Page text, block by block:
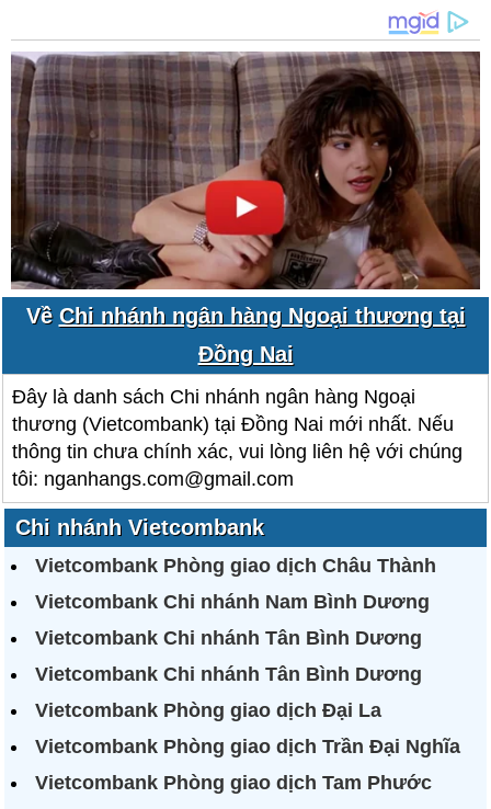
Về Chi nhánh ngân hàng Ngoại thương tại
Đồng Nai
Đây là danh sách Chi nhánh ngân hàng Ngoại
thương (Vietcombank) tại Đồng Nai mới nhất. Nếu
thông tin chưa chính xác, vui lòng liên hệ với chúng
tôi: nganhangs.com@gmail.com
Chi nhánh Vietcombank
Vietcombank Phòng giao dịch Châu Thành
Vietcombank Chi nhánh Nam Bình Dương
Vietcombank Chi nhánh Tân Bình Dương
Vietcombank Chi nhánh Tân Bình Dương
Vietcombank Phòng giao dịch Đại La
Vietcombank Phòng giao dịch Trần Đại Nghĩa
Vietcombank Phòng giao dịch Tam Phước